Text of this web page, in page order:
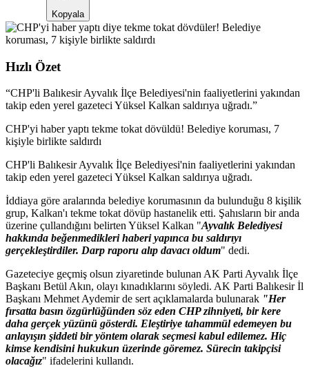
Kopyala
Hızlı Özet
“CHP'li Balıkesir Ayvalık İlçe Belediyesi'nin faaliyetlerini yakından
takip eden yerel gazeteci Yüksel Kalkan saldırıya uğradı.”
CHP'yi haber yaptı tekme tokat dövüldü! Belediye koruması, 7
kişiyle birlikte saldırdı
CHP'li Balıkesir Ayvalık İlçe Belediyesi'nin faaliyetlerini yakından
takip eden yerel gazeteci Yüksel Kalkan saldırıya uğradı.
İddiaya göre aralarında belediye korumasının da bulunduğu 8 kişilik
grup, Kalkan'ı tekme tokat dövüp hastanelik etti. Şahısların bir anda
üzerine çullandığını belirten Yüksel Kalkan "Ayvalık Belediyesi
hakkında beğenmedikleri haberi yapınca bu saldırıyı
gerçekleştirdiler. Darp raporu alıp davacı oldum" dedi.
Gazeteciye geçmiş olsun ziyaretinde bulunan AK Parti Ayvalık İlçe
Başkanı Betül Akın, olayı kınadıklarını söyledi. AK Parti Balıkesir İl
Başkanı Mehmet Aydemir de sert açıklamalarda bulunarak "Her
fırsatta basın özgürlüğünden söz eden CHP zihniyeti, bir kere
daha gerçek yüzünü gösterdi. Eleştiriye tahammül edemeyen bu
anlayışın şiddeti bir yöntem olarak seçmesi kabul edilemez. Hiç
kimse kendisini hukukun üzerinde göremez. Sürecin takipçisi
olacağız" ifadelerini kullandı.